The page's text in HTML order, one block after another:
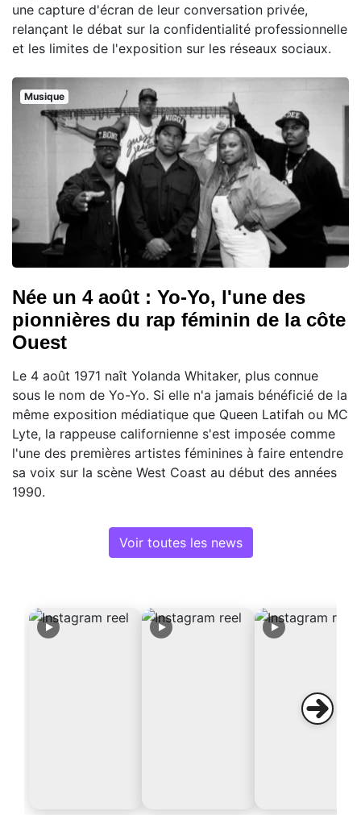
une capture d'écran de leur conversation privée,
relançant le débat sur la confidentialité professionnelle
et les limites de l'exposition sur les réseaux sociaux.
Musique
Née un 4 août : Yo-Yo, l'une des
pionnières du rap féminin de la côte
Ouest
Le 4 août 1971 naît Yolanda Whitaker, plus connue
sous le nom de Yo-Yo. Si elle n'a jamais bénéficié de la
même exposition médiatique que Queen Latifah ou MC
Lyte, la rappeuse californienne s'est imposée comme
l'une des premières artistes féminines à faire entendre
sa voix sur la scène West Coast au début des années
1990.
Voir toutes les news